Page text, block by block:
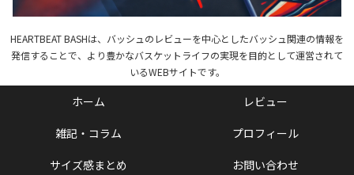
HEARTBEAT BASHは、バッシュのレビューを中心としたバッシュ関連の情報を
発信することで、より豊かなバスケットライフの実現を目的として運営されて
いるWEBサイトです。
ホーム
レビュー
雑記・コラム
プロフィール
サイズ感まとめ
お問い合わせ